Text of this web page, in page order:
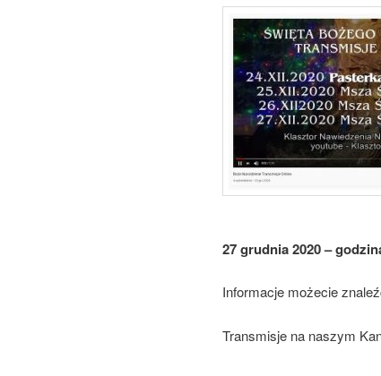
27 grudnia 2020 –
Informacje możecie
Transmisje na naszym